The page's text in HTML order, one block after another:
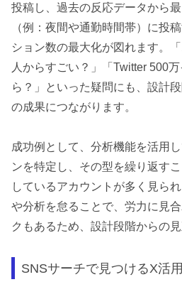
投稿し、過去の反応データから
（例：夜間や通勤時間帯）に投
ション数の最大化が図れます。
人からすごい？」「Twitter 500
ら？」といった疑問にも、設計
の成果につながります。
成功例として、分析機能を活用
ンを特定し、その型を繰り返す
しているアカウントが多く見ら
や分析を怠ることで、労力に見
クもあるため、設計段階からの見
SNSサーチで見つけるX活